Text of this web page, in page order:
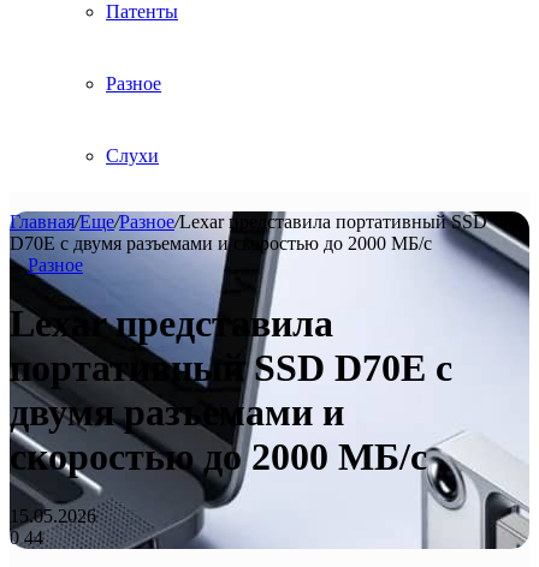
Патенты
Разное
Слухи
Главная/Еще/Разное/Lexar представила портативный SSD
D70E с двумя разъемами и скоростью до 2000 МБ/с
Разное
Lexar представила
портативный SSD D70E с
двумя разъемами и
скоростью до 2000 МБ/с
15.05.2026
0 44